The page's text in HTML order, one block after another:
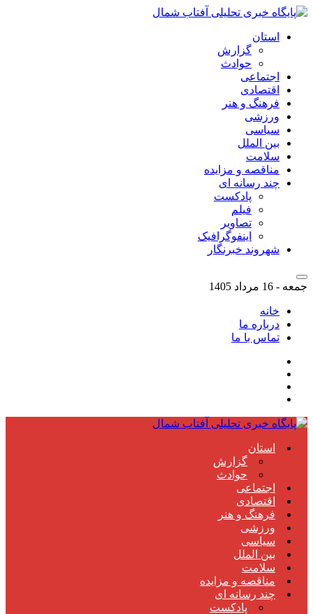
استان
گزارش
حوادث
اجتماعی
اقتصادی
فرهنگ و هنر
ورزشی
سیاسی
بین الملل
سلامت
مناقصه و مزایده
چند رسانه ای
پادکست
فیلم
تصاویر
اینفوگرافیک
شهروند خبرنگار
جمعه - 16 مرداد 1405
خانه
درباره ما
تماس با ما
استان
گزارش
حوادث
اجتماعی
اقتصادی
فرهنگ و هنر
ورزشی
سیاسی
بین الملل
سلامت
مناقصه و مزایده
چند رسانه ای
پادکست